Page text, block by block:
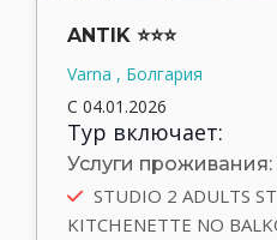
ANTIK ⭐⭐⭐
Varna , Болгария
С 04.01.2026
Тур включает:
Услуги проживания:
STUDIO 2 ADULTS
KITCHENETTE NO